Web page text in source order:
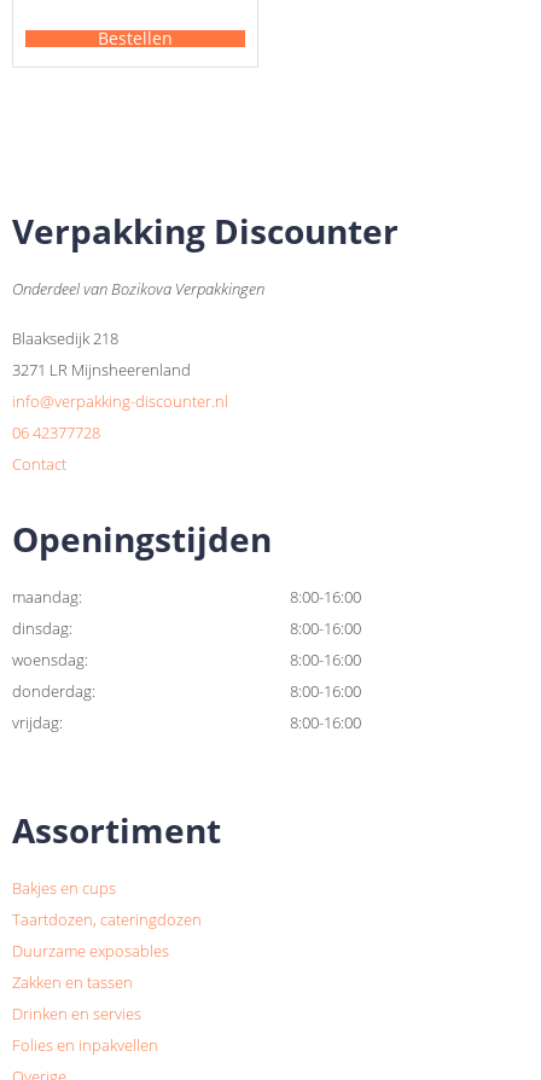
Bestellen
Verpakking Discounter
Onderdeel van Bozikova Verpakkingen
Blaaksedijk 218
3271 LR Mijnsheerenland
info@verpakking-discounter.nl
06 42377728
Contact
Openingstijden
maandag:
8:00-16:00
dinsdag:
8:00-16:00
woensdag:
8:00-16:00
donderdag:
8:00-16:00
vrijdag:
8:00-16:00
Assortiment
Bakjes en cups
Taartdozen, cateringdozen
Duurzame exposables
Zakken en tassen
Drinken en servies
Folies en inpakvellen